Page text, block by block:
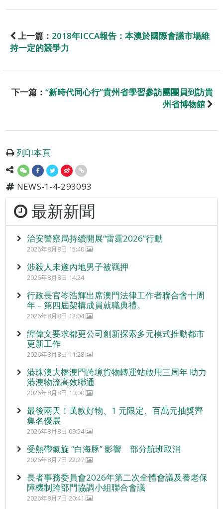
上一篇： 2018年ICCA報告：本澳於國際會議市場維
持一定的競爭力
下一篇： “新時代同心行”貴州省學習參訪團團員到訪貴
州省博物館
列印本頁
NEWS-1-4-293093
最新新聞
治安警察局持續開展“雷霆2026”行動
2026年8月8日 15:40
涉殺人未遂內地男子被羈押
2026年8月8日 14:24
行政長官岑浩輝出席澳門法律工作者聯合會十周
年 – 第四屆架構成員就職典禮。
2026年8月8日 12:04
譚偉文要求都更公司創新探索多元模式推動都市
更新工作
2026年8月8日 11:28
港珠澳大橋澳門跨境貨物轉運站啟用三周年 助力
港澳物流高效聯通
2026年8月8日 10:00
最後兩天！萬款好物、1 元限定、百萬元抽獎齊
集名優展
2026年8月8日 09:54
受熱帶氣旋 “白海豚” 影響 部分航班取消
2026年8月7日 22:27
長者事務委員會2026年第二次全體會議及養老保
障機制跨部門協調小組聯合會議
2026年8月7日 20:41